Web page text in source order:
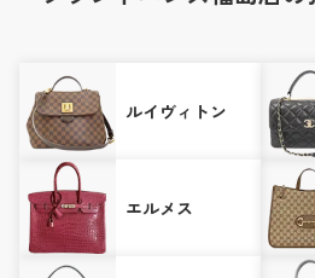
ルイヴィトン
エルメス